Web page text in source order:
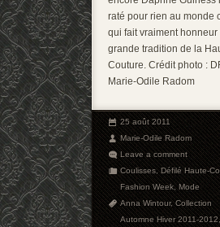
raté pour rien au monde
qui fait vraiment honneur
grande tradition de la
Couture. Crédit photo :
Marie-Odile Radom
25 août 2011
Marie-Odile Radom
Leave a comment
Coulisses,Défilé Haute-
Fashion Week,Mode
Anna Wintour,Collection
Automne Hiver 2011-2012,